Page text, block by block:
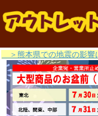
＞熊本県での地震の影響